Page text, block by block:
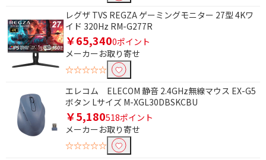
レグザ TVS REGZA ゲーミングモニター 27型 4Kワ
イド 320Hz RM-G277R
￥65,3400ポイント
メーカーお取り寄せ
☆☆☆☆☆
エレコム ELECOM 静音 2.4GHz無線マウス EX-G5
ボタン Lサイズ M-XGL30DBSKCBU
￥5,180518ポイント
メーカーお取り寄せ
☆☆☆☆☆